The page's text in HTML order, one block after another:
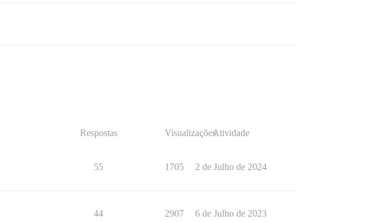
Respostas VisualizaçõesAtividade
55 1705 2 de Julho de 2024
44 2907 6 de Julho de 2023